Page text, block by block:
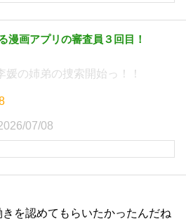
漫画アプリの審査員３回目！
媛の姉弟の捜索開始っ！！
07/08
を認めてもらいたかったんだね